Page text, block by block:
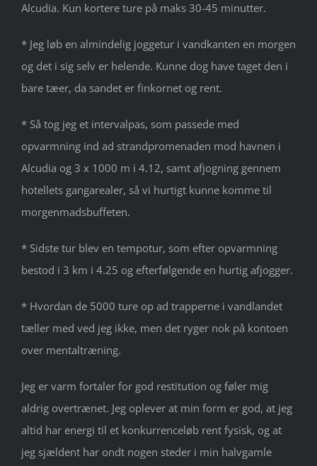
Alcudia. Kun kortere ture på maks 30-45 minutter.
* Jeg løb en almindelig joggetur i vandkanten en morgen
og det i sig selv er helende. Kunne dog have taget den i
bare tæer, da sandet er finkornet og rent.
* Så tog jeg et intervalpas, som passede med
opvarmning ind ad strandpromenaden mod havnen i
Alcudia og 3 x 1000 m i 4.12, samt afjogning gennem
hotellets gangarealer, så vi hurtigt kunne komme til
morgenmadsbuffeten.
* Sidste tur blev en tempotur, som efter opvarmning
bestod i 3 km i 4.25 og efterfølgende en hurtig afjogger.
* Hvordan de 5000 ture op ad trapperne i vandlandet
tæller med ved jeg ikke, men det ryger nok på kontoen
over mentaltræning.
Jeg er varm fortaler for god restitution og føler mig
aldrig overtrænet. Jeg oplever at min form er god, at jeg
altid har energi til et konkurrenceløb rent fysisk, og at
jeg sjældent har ondt nogen steder i min halvgamle